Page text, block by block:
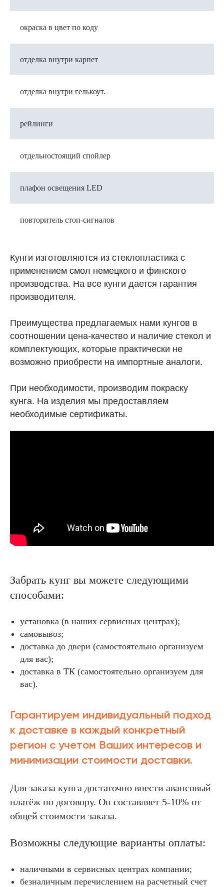
окраска в цвет по коду
отделка внутри карпет
отделка внутри гелькоут.
рейлинги
отдельностоящий спойлер
плафон освещения LED
повторитель стоп-сигналов
Кунги изготовляются из стеклопластика с
применением смол немецкого и финского
производства. На все кунги дается гарантия
производителя.
Преимущества предлагаемых нами кунгов в
соотношении цена-качество и наличие стекол и
комплектующих, которые практически не
возможно приобрести на импортные аналоги.
При необходимости, производим покраску
кунга. На изделия мы предоставляем
необходимые сертификаты.
Забрать кунг вы можете следующими
способами:
установка (в наших сервисных центрах);
самовывоз;
доставка до двери (самостоятельно организуем
для вас);
доставка в ТК (самостоятельно организуем для
вас).
Гарантируем индивидуальный подход
к доставке в каждый конкретный
регион с учетом Ваших интересов и
минимизации стоимости доставки.
Для заказа кунга достаточно внести авансовый
платёж по договору. Он составляет 5-10% от
общей стоимости заказа.
Возможны следующие варианты оплаты:
наличными в сервисных центрах компании;
безналичным перечислением на расчетный счет